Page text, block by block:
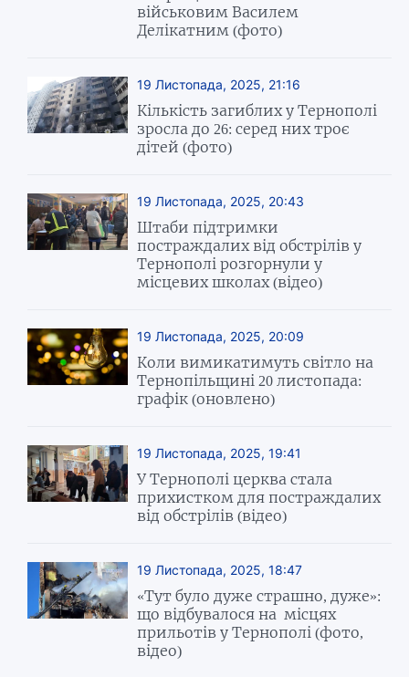
військовим Василем
Делікатним (фото)
19 Листопада, 2025, 21:16
Кількість загиблих у Тернополі
зросла до 26: серед них троє
дітей (фото)
19 Листопада, 2025, 20:43
Штаби підтримки
постраждалих від обстрілів у
Тернополі розгорнули у
місцевих школах (відео)
19 Листопада, 2025, 20:09
Коли вимикатимуть світло на
Тернопільщині 20 листопада:
графік (оновлено)
19 Листопада, 2025, 19:41
У Тернополі церква стала
прихистком для постраждалих
від обстрілів (відео)
19 Листопада, 2025, 18:47
«Тут було дуже страшно, дуже»:
що відбувалося на місцях
прильотів у Тернополі (фото,
відео)